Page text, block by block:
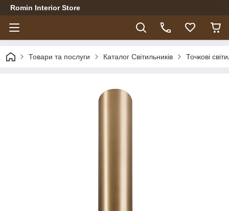
Romin Interior Store
Товари та послуги Каталог Світильників Точкові